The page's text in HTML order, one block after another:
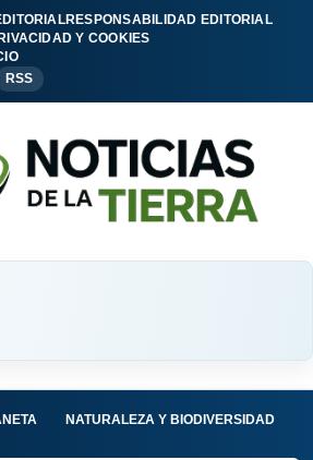
RESPONSABILIDAD EDITORIAL
Y COOKIES
RSS
NATURALEZA Y BIODIVERSIDAD